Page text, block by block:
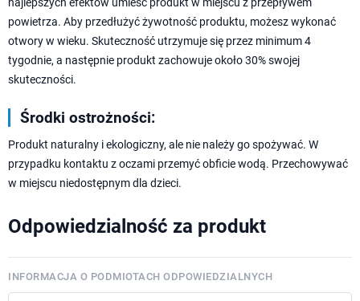
najlepszych efektów umieść produkt w miejscu z przepływem
powietrza. Aby przedłużyć żywotność produktu, możesz wykonać
otwory w wieku. Skuteczność utrzymuje się przez minimum 4
tygodnie, a następnie produkt zachowuje około 30% swojej
skuteczności.
Środki ostrożności:
Produkt naturalny i ekologiczny, ale nie należy go spożywać. W
przypadku kontaktu z oczami przemyć obficie wodą. Przechowywać
w miejscu niedostępnym dla dzieci.
Odpowiedzialność za produkt
INFORMACJA O PODMIOTACH ODPOWIEDZIALNYCH